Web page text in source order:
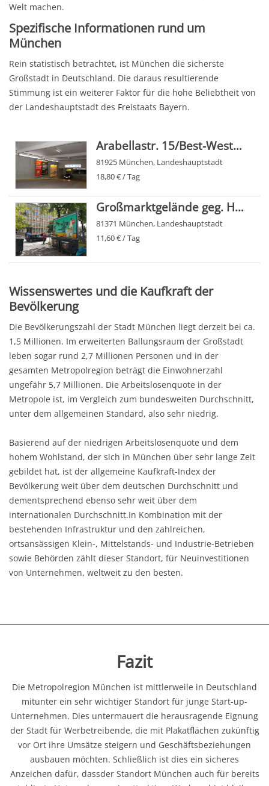
Welt machen.
Spezifische Informationen rund um
München
Rein statistisch betrachtet, ist München die sicherste
Großstadt in Deutschland. Die daraus resultierende
Stimmung ist ein weiterer Faktor für die hohe Beliebtheit von
der Landeshauptstadt des Freistaats Bayern.
Arabellastr. 15/Best-Western-Hotel/PH (Ausfahrt Sto. 1)
81925 München, Landeshauptstadt
18,80 € / Tag
Großmarktgelände geg. Hypobank
81371 München, Landeshauptstadt
11,60 € / Tag
Wissenswertes und die Kaufkraft der
Bevölkerung
Die Bevölkerungszahl der Stadt München liegt derzeit bei ca.
1,5 Millionen. Im erweiterten Ballungsraum der Großstadt
leben sogar rund 2,7 Millionen Personen und in der
gesamten Metropolregion beträgt die Einwohnerzahl
ungefähr 5,7 Millionen. Die Arbeitslosenquote in der
Metropole ist, im Vergleich zum bundesweiten Durchschnitt,
unter dem allgemeinen Standard, also sehr niedrig.
Basierend auf der niedrigen Arbeitslosenquote und dem
hohem Wohlstand, der sich in München über sehr lange Zeit
gebildet hat, ist der allgemeine Kaufkraft-Index der
Bevölkerung weit über dem deutschen Durchschnitt und
dementsprechend ebenso sehr weit über dem
internationalen Durchschnitt.In Kombination mit der
bestehenden Infrastruktur und den zahlreichen,
ortsansässigen Klein-, Mittelstands- und Industrie-Betrieben
sowie Behörden zählt dieser Standort, für Neuinvestitionen
von Unternehmen, weltweit zu den besten.
Fazit
Die Metropolregion München ist mittlerweile in Deutschland
mitunter ein sehr wichtiger Standort für junge Start-up-
Unternehmen. Dies untermauert die herausragende Eignung
der Stadt für Werbetreibende, die mit Plakatflächen zukünftig
vor Ort ihre Umsätze steigern und Geschäftsbeziehungen
ausbauen möchten. Schließlich ist dies ein sicheres
Anzeichen dafür, dassder Standort München auch für bereits